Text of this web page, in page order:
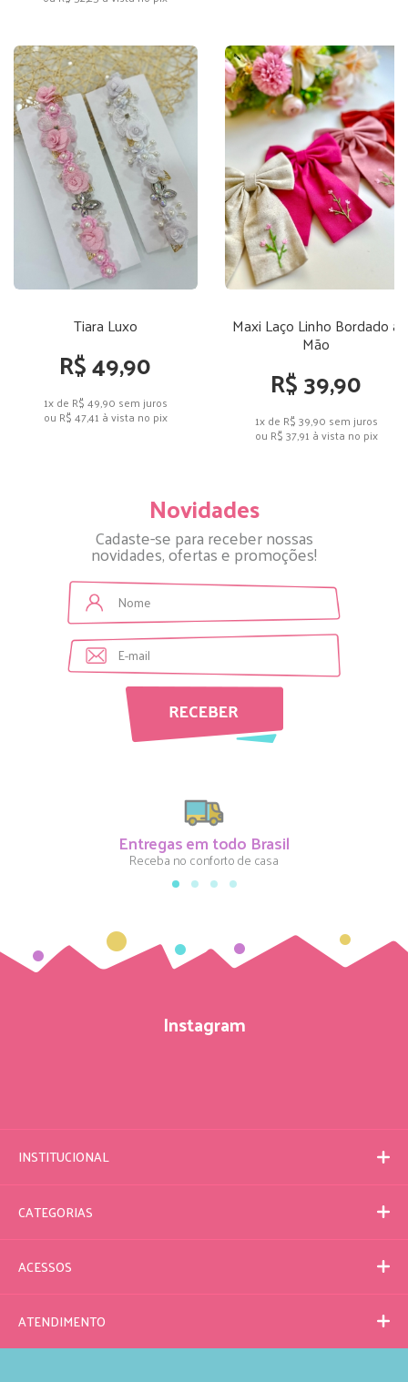
Tiara Luxo
R$ 49,90
1x de R$ 49,90 sem juros
ou R$ 47,41 à vista no pix
Maxi Laço Linho Bordado a
Mão
R$ 39,90
1x de R$ 39,90 sem juros
ou R$ 37,91 à vista no pix
Novidades
Cadaste-se para receber nossas
novidades, ofertas e promoções!
Entregas em todo Brasil
Receba no conforto de casa
Instagram
INSTITUCIONAL
CATEGORIAS
ACESSOS
ATENDIMENTO